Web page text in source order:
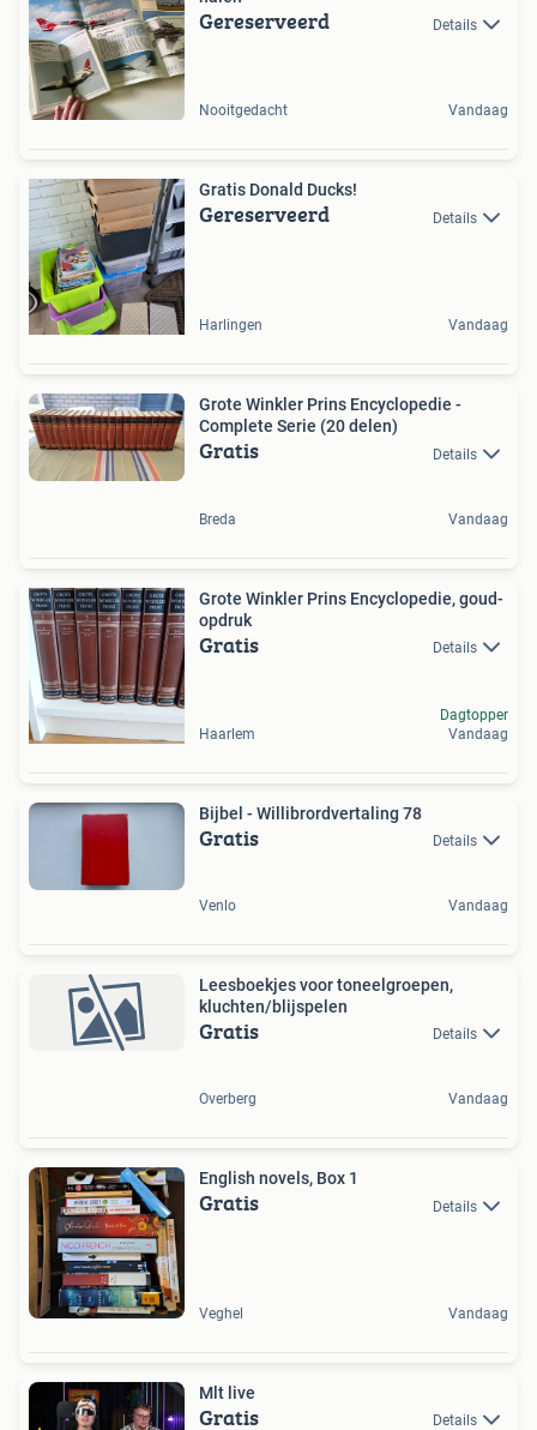
Gereserveerd Details
Nooitgedacht Vandaag
Gratis Donald Ducks!
Gereserveerd Details
Harlingen Vandaag
Grote Winkler Prins Encyclopedie -
Complete Serie (20 delen)
Gratis Details
Breda Vandaag
Grote Winkler Prins Encyclopedie, goud-
opdruk
Gratis Details
Haarlem
Dagtopper
Vandaag
Bijbel - Willibrordvertaling 78
Gratis Details
Venlo Vandaag
Leesboekjes voor toneelgroepen,
kluchten/blijspelen
Gratis Details
Overberg Vandaag
English novels, Box 1
Gratis Details
Veghel Vandaag
Mlt live
Gratis Details